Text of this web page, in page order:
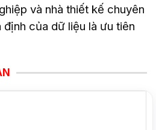
và nhà thiết kế chuyên
định của dữ liệu là ưu tiên